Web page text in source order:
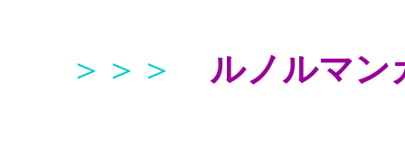
＞＞＞ ルノルマン